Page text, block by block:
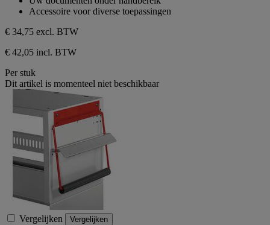
sterren.
Accessoire voor diverse toepassingen
€ 34,75 excl. BTW
€ 42,05 incl. BTW
Per stuk
Dit artikel is momenteel niet beschikbaar
Vergelijken Vergelijken